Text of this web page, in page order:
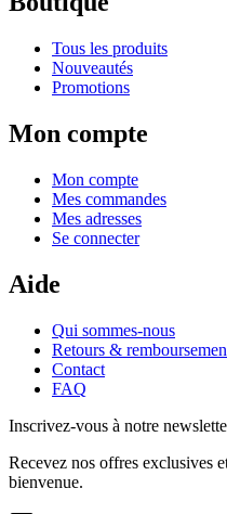
Tous les produits
Nouveautés
Promotions
Mon compte
Mon compte
Mes commandes
Mes adresses
Se connecter
Aide
Qui sommes-nous
Retours &
Contact
FAQ
Inscrivez-vous à notre
Recevez nos offres exclusives
bienvenue.